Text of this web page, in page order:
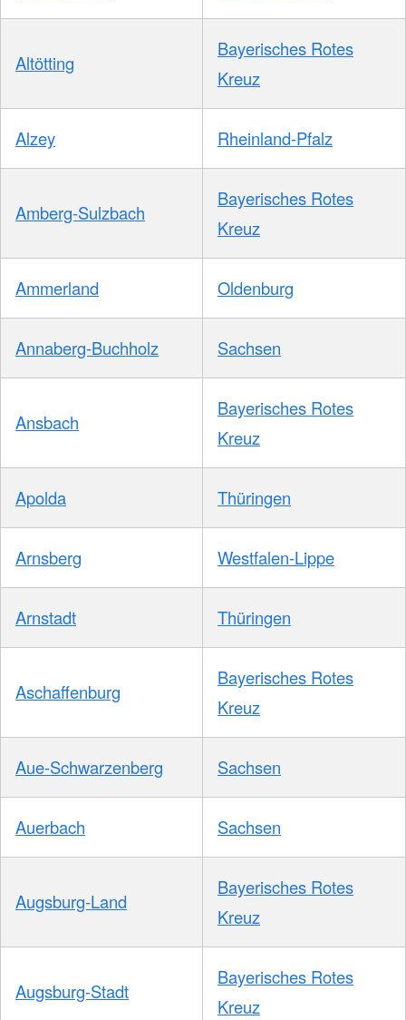
Altötting
Bayerisches Rotes
Kreuz
Alzey Rheinland-Pfalz
Amberg-Sulzbach
Bayerisches Rotes
Kreuz
Ammerland Oldenburg
Annaberg-Buchholz Sachsen
Ansbach
Bayerisches Rotes
Kreuz
Apolda Thüringen
Arnsberg Westfalen-Lippe
Arnstadt Thüringen
Aschaffenburg
Bayerisches Rotes
Kreuz
Aue-Schwarzenberg Sachsen
Auerbach Sachsen
Augsburg-Land
Bayerisches Rotes
Kreuz
Augsburg-Stadt
Bayerisches Rotes
Kreuz